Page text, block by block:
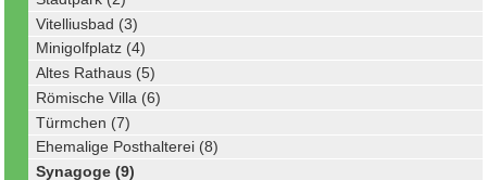
Vitelliusbad (3)
Minigolfplatz (4)
Altes Rathaus (5)
Römische Villa (6)
Türmchen (7)
Ehemalige Posthalterei (8)
Synagoge (9)